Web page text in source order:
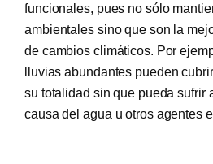
funcionales, pues no sólo
ambientales sino que son la
de cambios climáticos. Por
lluvias abundantes pueden
su totalidad sin que pueda sufrir
causa del agua u otros agentes